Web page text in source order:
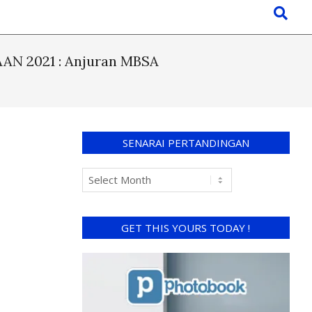
2021 : Anjuran MBSA
SENARAI PERTANDINGAN
GET THIS YOURS TODAY !